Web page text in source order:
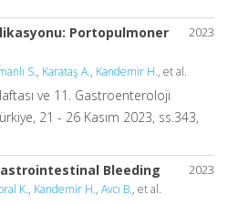
2023
Portopulmoner
S., Karataş A., Kandemir H., et al.
ve 11. Gastroenteroloji
21 - 26 Kasım 2023, ss.343,
2023
Bleeding
K., Kandemir H., Avcı B., et al.